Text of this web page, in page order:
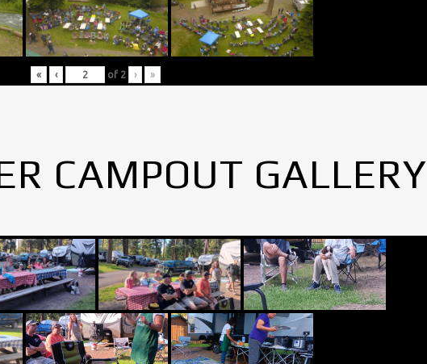
« ‹ of 2 › »
CAMPOUT GALLERY